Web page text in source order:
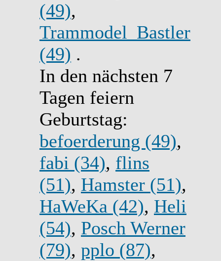
(49),
Trammodel_Bastler
(49) .
In den nächsten 7
Tagen feiern
Geburtstag:
befoerderung (49),
fabi (34), flins
(51), Hamster (51),
HaWeKa (42), Heli
(54), Posch Werner
(79), pplo (87),